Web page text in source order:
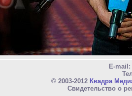
E-mail:
© 2003-2012 Квадра
Свидетельство о